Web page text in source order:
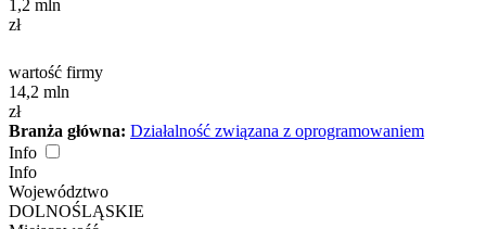
1,2 mln
zł
wartość firmy
14,2 mln
zł
Branża główna: Działalność związana z oprogramowaniem
Info
Info
Województwo
DOLNOŚLĄSKIE